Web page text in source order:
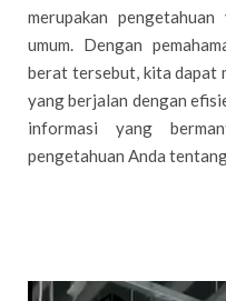
merupakan
umum. Dengan
berat tersebut, kita dapat
yang berjalan dengan
informasi yang
pengetahuan Anda